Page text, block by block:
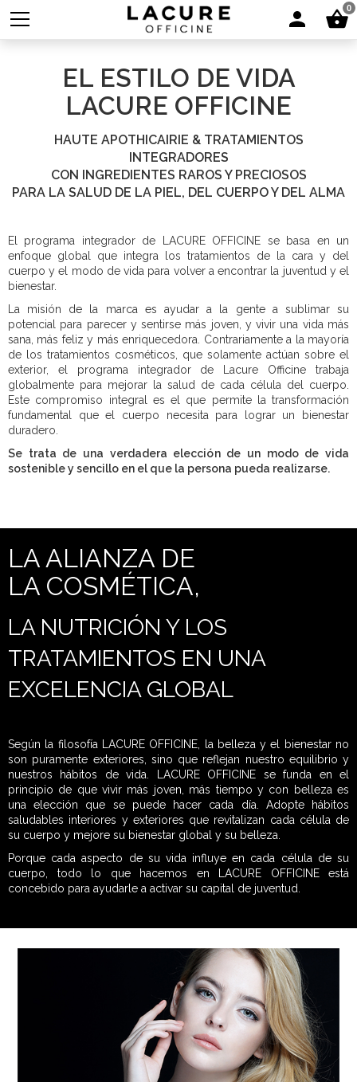
EL ESTILO DE VIDA
LACURE OFFICINE
HAUTE APOTHICAIRIE & TRATAMIENTOS
INTEGRADORES
CON INGREDIENTES RAROS Y PRECIOSOS
PARA LA SALUD DE LA PIEL, DEL CUERPO Y DEL ALMA
El programa integrador de LACURE OFFICINE se basa en un
enfoque global que integra los tratamientos de la cara y del
cuerpo y el modo de vida para volver a encontrar la juventud y el
bienestar.
La misión de la marca es ayudar a la gente a sublimar su
potencial para parecer y sentirse más joven, y vivir una vida más
sana, más feliz y más enriquecedora. Contrariamente a la mayoría
de los tratamientos cosméticos, que solamente actúan sobre el
exterior, el programa integrador de Lacure Officine trabaja
globalmente para mejorar la salud de cada célula del cuerpo.
Este compromiso integral es el que permite la transformación
fundamental que el cuerpo necesita para lograr un bienestar
duradero.
Se trata de una verdadera elección de un modo de vida
sostenible y sencillo en el que la persona pueda realizarse.
LA ALIANZA DE
LA COSMÉTICA,
LA NUTRICIÓN Y LOS
TRATAMIENTOS EN UNA
EXCELENCIA GLOBAL
Según la filosofía LACURE OFFICINE, la belleza y el bienestar no
son puramente exteriores, sino que reflejan nuestro equilibrio y
nuestros hábitos de vida. LACURE OFFICINE se funda en el
principio de que vivir más joven, más tiempo y con belleza es
una elección que se puede hacer cada día. Adopte hábitos
saludables interiores y exteriores que revitalizan cada célula de
su cuerpo y mejore su bienestar global y su belleza.
Porque cada aspecto de su vida influye en cada célula de su
cuerpo, todo lo que hacemos en LACURE OFFICINE está
concebido para ayudarle a activar su capital de juventud.
0